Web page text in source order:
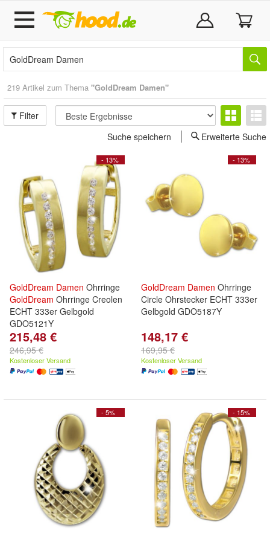
219 Artikel zum Thema "GoldDream Damen"
Filter
Suche speichern
Erweiterte Suche
- 13%
GoldDream Damen Ohrringe
GoldDream Ohrringe Creolen
ECHT 333er Gelbgold
GDO5121Y
215,48 €
246,95 €
Kostenloser Versand
- 13%
GoldDream Damen Ohrringe
Circle Ohrstecker ECHT 333er
Gelbgold GDO5187Y
148,17 €
169,95 €
Kostenloser Versand
- 5% - 15%